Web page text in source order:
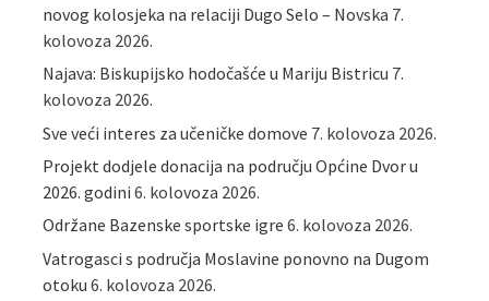
novog kolosjeka na relaciji Dugo Selo – Novska 7.
kolovoza 2026.
Najava: Biskupijsko hodočašće u Mariju Bistricu 7.
kolovoza 2026.
Sve veći interes za učeničke domove 7. kolovoza 2026.
Projekt dodjele donacija na području Općine Dvor u
2026. godini 6. kolovoza 2026.
Održane Bazenske sportske igre 6. kolovoza 2026.
Vatrogasci s područja Moslavine ponovno na Dugom
otoku 6. kolovoza 2026.